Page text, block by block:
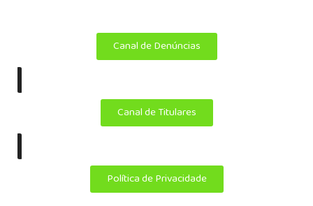
Canal de Denúncias
|
Canal de Titulares
|
Política de Privacidade